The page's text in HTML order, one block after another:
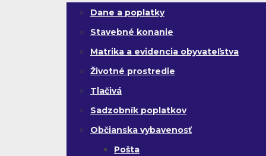
Dane a poplatky
Stavebné konanie
Matrika a evidencia obyvateľstva
Životné prostredie
Tlačivá
Sadzobník poplatkov
Občianska vybavenosť
Pošta